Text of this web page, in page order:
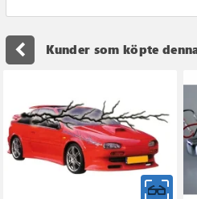
Kunder som köpte
navigate_before